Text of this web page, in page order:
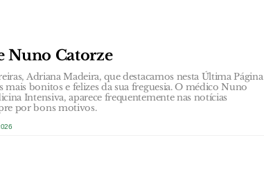
Nuno Catorze
Adriana Madeira, que destacamos nesta Última Página
bonitos e felizes da sua freguesia. O médico Nuno
Intensiva, aparece frequentemente nas notícias
por bons motivos.